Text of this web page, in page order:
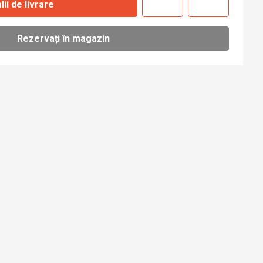
de livrare
Rezervați în magazin